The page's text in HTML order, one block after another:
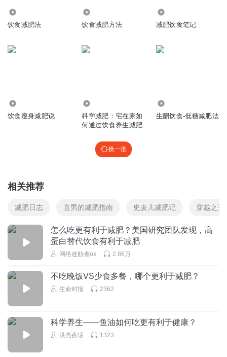
饮食减肥法 饮食减肥方法 减肥饮食笔记
饮食瘦身减肥说
科学减肥：宅在家如
何通过饮食养生减肥
生酮饮食-低糖减肥法
换一批
相关推荐
减肥日志 直男的减肥指南 史麦儿减肥记 穿越之王
怎么吃更有利于减肥？美国研究团队发现，高
蛋白替代饮食有利于减肥
网络迷航者ox 2.86万
不吃晚饭VS少食多餐，哪个更利于减肥？
生命时报 2362
科学养生——鱼油如何吃更有利于健康？
洪亮夜话 1323